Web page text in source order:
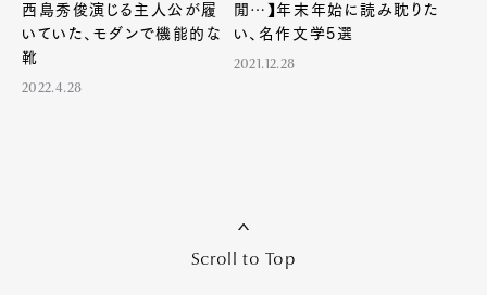
Art&DesignWatch
Fashion
Gourmet
Official Columnist
西島秀俊演じる主人公が履
いていた、モダンで機能的な
靴
2022.4.28
閒…】年末年始に読み耽りた
い、名作文学5選
2021.12.28
Scroll to Top